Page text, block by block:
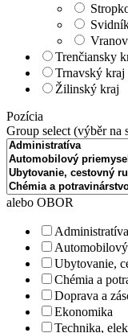
Trenčiansky
Trnavský kraj
Žilinský kraj
Pozícia
Group select (výběr na
alebo OBOR
Administratíva
Ubytovanie,
Chémia a
Doprava a
Ekonomika
Technika,